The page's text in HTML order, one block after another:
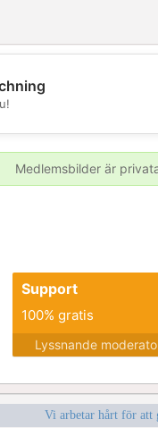
💕
Medlemsbilder är
Support
100% gratis
Lyssnande
Vi arbetar hårt för att